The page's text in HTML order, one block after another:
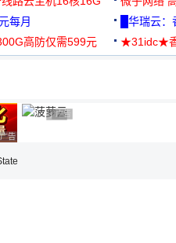
每月 █华瑞云
高防仅需599元
★31idc★
广告 商业广告，理性选择
广告 商业广告，理性选择
广告 商业广告，理性选择